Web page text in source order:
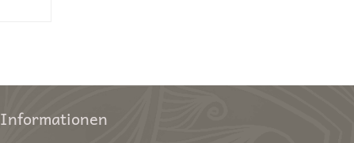
Informationen